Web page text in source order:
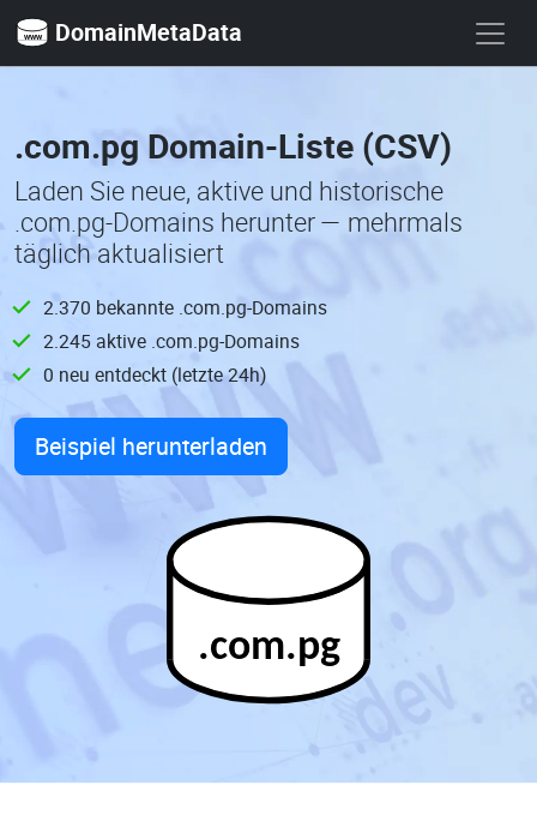
DomainMetaData
.com.pg Domain-Liste (CSV)
Laden Sie neue, aktive und historische
.com.pg-Domains herunter — mehrmals
täglich aktualisiert
2.370 bekannte .com.pg-Domains
2.245 aktive .com.pg-Domains
0 neu entdeckt (letzte 24h)
Beispiel herunterladen
.com.pg